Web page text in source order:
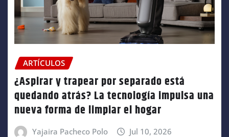
ARTÍCULOS
¿Aspirar y trapear por separado está
quedando atrás? La tecnología impulsa una
nueva forma de limpiar el hogar
Yajaira Pacheco Polo Jul 10, 2026